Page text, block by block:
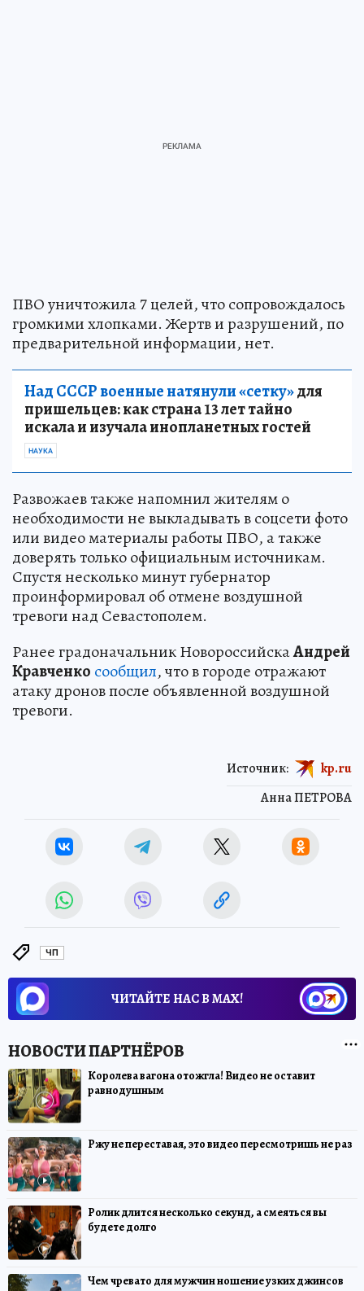
ПВО уничтожила 7 целей, что сопровождалось
громкими хлопками. Жертв и разрушений, по
предварительной информации, нет.
Над СССР военные натянули «сетку»для
пришельцев: как страна 13 лет тайно
искала и изучала инопланетных гостей
НАУКА
Развожаев также напомнил жителям о
необходимости не выкладывать в соцсети фото
или видео материалы работы ПВО, а также
доверять только официальным источникам.
Спустя несколько минут губернатор
проинформировал об отмене воздушной
тревоги над Севастополем.
Ранее градоначальник НовороссийскаАндрей
Кравченко сообщил, что в городе отражают
атаку дронов после объявленной воздушной
тревоги.
Анна ПЕТРОВА
Источник: kp.ru
ЧП
ЧИТАЙТЕ НАС В МАХ!
Королева вагона отожгла! Видео не оставит
равнодушным
Ржу не переставая, это видео пересмотришь не раз
Ролик длится несколько секунд, а смеяться вы
будете долго
Чем чревато для мужчин ношение узких джинсов